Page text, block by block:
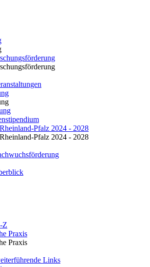
Pfalz 2024 - 2028
Pfalz 2024 - 2028
Z
Praxis
Praxis
Links